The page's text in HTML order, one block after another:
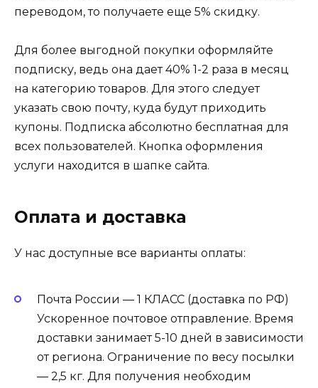
переводом, то получаете еще 5% скидку.
Для более выгодной покупки оформляйте
подписку, ведь она дает 40% 1-2 раза в месяц
на категорию товаров. Для этого следует
указать свою почту, куда будут приходить
купоны. Подписка абсолютно бесплатная для
всех пользователей. Кнопка оформления
услуги находится в шапке сайта.
Оплата и доставка
У нас доступные все варианты оплаты:
Почта России — 1 КЛАСС (доставка по РФ)
Ускоренное почтовое отправление. Время
доставки занимает 5-10 дней в зависимости
от региона. Ограничение по весу посылки
— 2,5 кг. Для получения необходим